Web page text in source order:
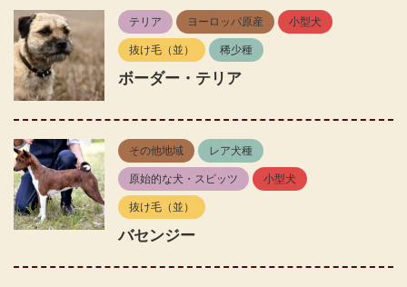
テリア ヨーロッパ原産 小型犬
抜け毛（並） 稀少種
ボーダー・テリア
その他地域 レア犬種
原始的な犬・スピッツ 小型犬
抜け毛（並）
バセンジー